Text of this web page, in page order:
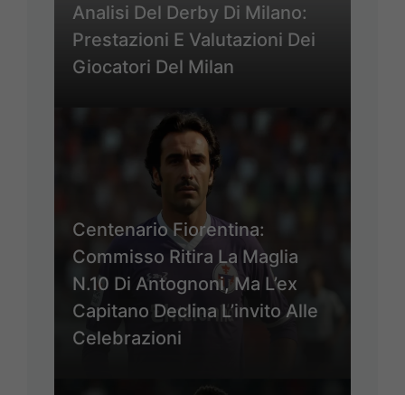
Analisi Del Derby Di Milano:
Prestazioni E Valutazioni Dei
Giocatori Del Milan
Centenario Fiorentina:
Commisso Ritira La Maglia
N.10 Di Antognoni, Ma L’ex
Capitano Declina L’invito Alle
Celebrazioni